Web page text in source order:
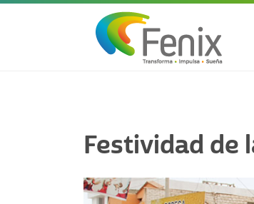
Festividad de